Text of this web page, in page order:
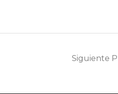
Siguiente